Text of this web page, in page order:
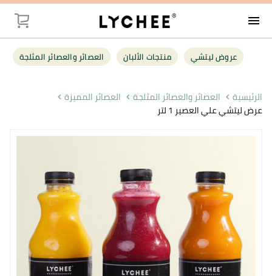
menu
العصائر
البقالة
أغذية
عروض ليتشي منتجات الألبان العصائر والعصائر المثلجة
الرئيسية العصائر والعصائر المثلجة
العصائر المميزة
عرض ليتشي علي العصير 1 لتر